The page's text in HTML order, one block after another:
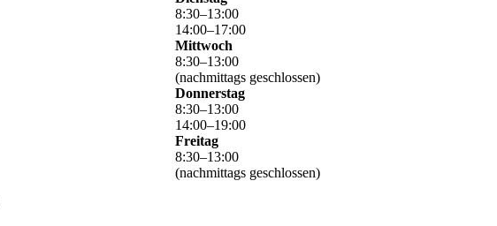
8:30–13:00
14:00–17:00
Mittwoch
8:30–13:00
(nachmittags geschlossen)
Donnerstag
8:30–13:00
14:00–19:00
Freitag
8:30–13:00
(nachmittags geschlossen)